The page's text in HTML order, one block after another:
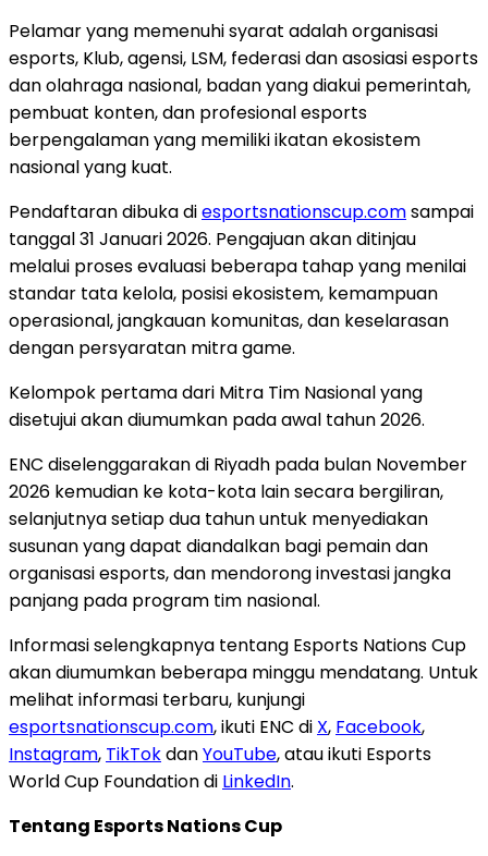
Pelamar yang memenuhi syarat adalah organisasi
esports, Klub, agensi, LSM, federasi dan asosiasi esports
dan olahraga nasional, badan yang diakui pemerintah,
pembuat konten, dan profesional esports
berpengalaman yang memiliki ikatan ekosistem
nasional yang kuat.
Pendaftaran dibuka diesportsnationscup.comsampai
tanggal 31 Januari 2026. Pengajuan akan ditinjau
melalui proses evaluasi beberapa tahap yang menilai
standar tata kelola, posisi ekosistem, kemampuan
operasional, jangkauan komunitas, dan keselarasan
dengan persyaratan mitra game.
Kelompok pertama dari Mitra Tim Nasional yang
disetujui akan diumumkan pada awal tahun 2026.
ENC diselenggarakan di Riyadh pada bulan November
2026 kemudian ke kota-kota lain secara bergiliran,
selanjutnya setiap dua tahun untuk menyediakan
susunan yang dapat diandalkan bagi pemain dan
organisasi esports, dan mendorong investasi jangka
panjang pada program tim nasional.
Informasi selengkapnya tentang Esports Nations Cup
akan diumumkan beberapa minggu mendatang. Untuk
melihat informasi terbaru, kunjungi
esportsnationscup.com, ikuti ENC di X, Facebook,
Instagram, TikTokdanYouTube, atau ikuti Esports
World Cup Foundation di LinkedIn.
Tentang Esports Nations Cup